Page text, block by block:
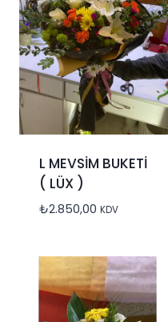
L MEVSİM BUKETİ
( LÜX )
₺2.850,00 KDV